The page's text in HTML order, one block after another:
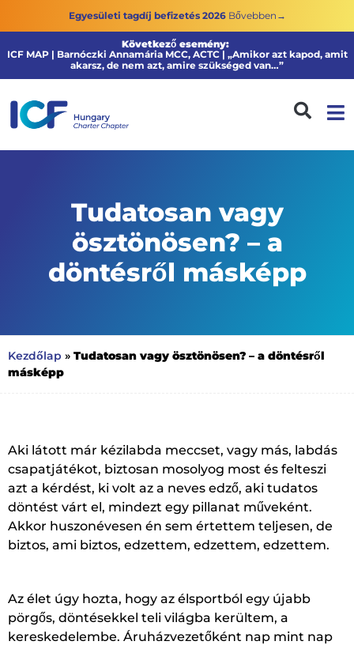
Egyesületi tagdíj befizetés 2026 Bővebben→
Következő esemény:
ICF MAP | Barnóczki Annamária MCC, ACTC | „Amikor azt kapod, amit
akarsz, de nem azt, amire szükséged van…”
Tudatosan vagy
ösztönösen? – a
döntésről másképp
Kezdőlap » Tudatosan vagy ösztönösen? – a döntésről
másképp
Aki látott már kézilabda meccset, vagy más, labdás
csapatjátékot, biztosan mosolyog most és felteszi
azt a kérdést, ki volt az a neves edző, aki tudatos
döntést várt el, mindezt egy pillanat műveként.
Akkor huszonévesen én sem értettem teljesen, de
biztos, ami biztos, edzettem, edzettem, edzettem.
Az élet úgy hozta, hogy az élsportból egy újabb
pörgős, döntésekkel teli világba kerültem, a
kereskedelembe. Áruházvezetőként nap mint nap